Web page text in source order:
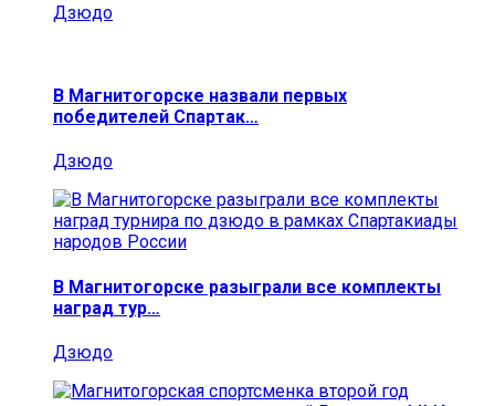
Дзюдо
В Магнитогорске назвали первых
победителей Спартак…
Дзюдо
В Магнитогорске разыграли все комплекты
наград тур…
Дзюдо